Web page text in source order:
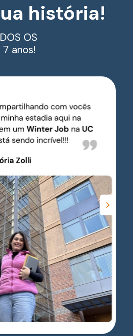
história!
OS
anos!